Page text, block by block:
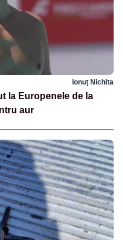
Ionuț Nichita
la Europenele de la
aur